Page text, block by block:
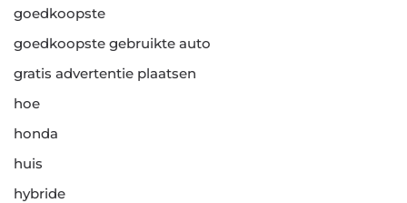
goedkoopste
goedkoopste gebruikte auto
gratis advertentie plaatsen
hoe
honda
huis
hybride